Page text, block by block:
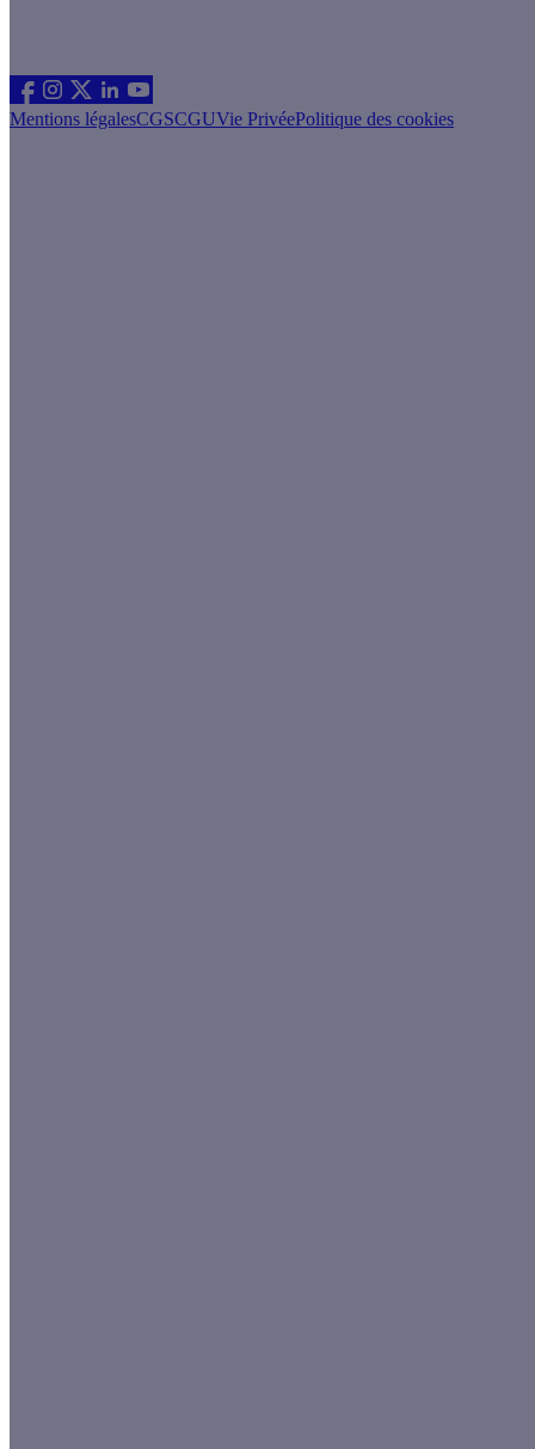
Mentions légalesCGSCGUVie PrivéePolitique des cookies